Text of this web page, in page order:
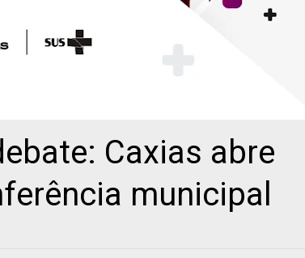
Caxias abre
municipal